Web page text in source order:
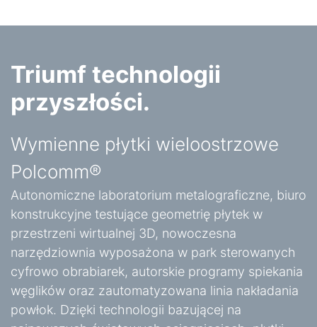
Triumf technologii
przyszłości.
Wymienne płytki wieloostrzowe
Polcomm®
Autonomiczne laboratorium metalograficzne, biuro
konstrukcyjne testujące geometrię płytek w
przestrzeni wirtualnej 3D, nowoczesna
narzędziownia wyposażona w park sterowanych
cyfrowo obrabiarek, autorskie programy spiekania
węglików oraz zautomatyzowana linia nakładania
powłok. Dzięki technologii bazującej na